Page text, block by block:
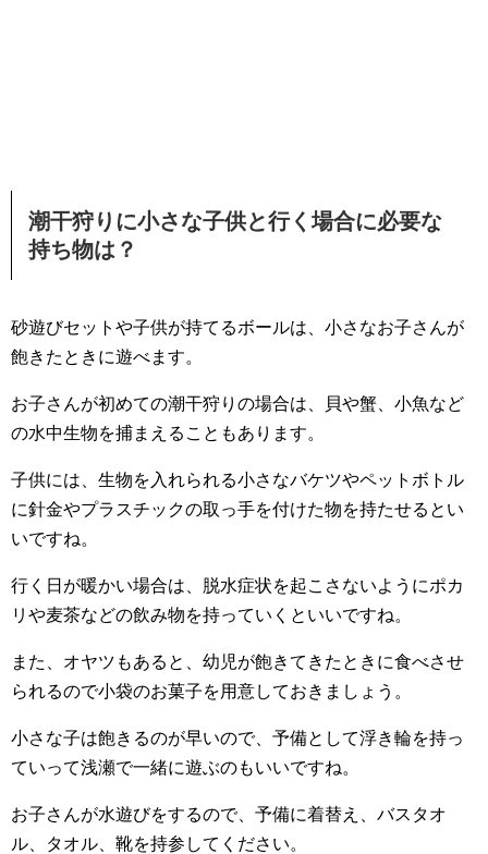
潮干狩りに小さな子供と行く場合に必要な
持ち物は？
砂遊びセットや子供が持てるボールは、小さなお子さんが
飽きたときに遊べます。
お子さんが初めての潮干狩りの場合は、貝や蟹、小魚など
の水中生物を捕まえることもあります。
子供には、生物を入れられる小さなバケツやペットボトル
に針金やプラスチックの取っ手を付けた物を持たせるとい
いですね。
行く日が暖かい場合は、脱水症状を起こさないようにポカ
リや麦茶などの飲み物を持っていくといいですね。
また、オヤツもあると、幼児が飽きてきたときに食べさせ
られるので小袋のお菓子を用意しておきましょう。
小さな子は飽きるのが早いので、予備として浮き輪を持っ
ていって浅瀬で一緒に遊ぶのもいいですね。
お子さんが水遊びをするので、予備に着替え、バスタオ
ル、タオル、靴を持参してください。